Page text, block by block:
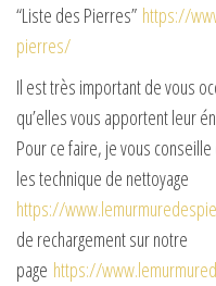
“Liste des Pierres” https://
pierres/
Il est très important de vous
qu’elles vous apportent leur
Pour ce faire, je vous
les technique de nettoyage
https://
de rechargement sur notre
page https://